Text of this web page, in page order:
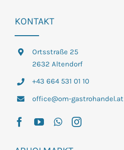
KONTAKT
Ortsstraße 25
2632 Altendorf
+43 664 531 01 10
office@om-gastrohandel.at